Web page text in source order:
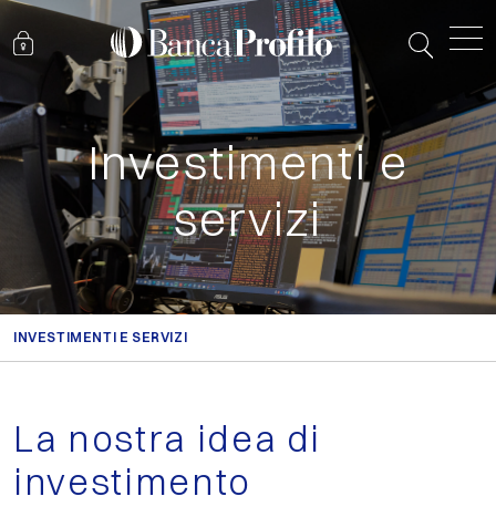
Investimenti e
servizi
INVESTIMENTI E SERVIZI
La nostra idea di
investimento